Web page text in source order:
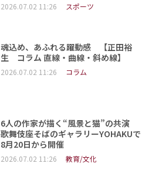
2026.07.02 11:26 スポーツ
魂込め、あふれる躍動感 【正田裕
生 コラム 直線・曲線・斜め線】
2026.07.02 11:26 コラム
6人の作家が描く“風景と猫”の共演
歌舞伎座そばのギャラリーYOHAKUで
8月20日から開催
2026.07.02 11:26 教育/文化